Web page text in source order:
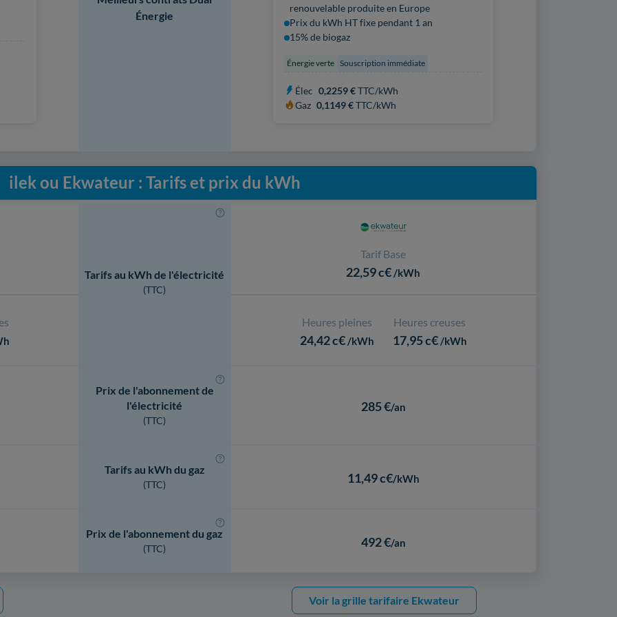
Énergie
renouvelable produite en Europe
Prix du kWh HT fixe pendant 1 an
15% de biogaz
Énergie verte Souscription immédiate
Élec 0,2259 €TTC/kWh
Gaz 0,1149 €TTC/kWh
ilek ou Ekwateur : Tarifs et prix du kWh
Tarifs au kWh de l'électricité
(TTC)
Tarif Base
22,59 c€ /kWh
Heures pleines
24,42 c€ /kWh
Heures creuses
17,95 c€ /kWh
Prix de l'abonnement de
l'électricité
(TTC)
285 €/an
Tarifs au kWh du gaz
(TTC) 11,49 c€/kWh
Prix de l'abonnement du gaz
(TTC) 492 €/an
Voir la grille tarifaire Ekwateur